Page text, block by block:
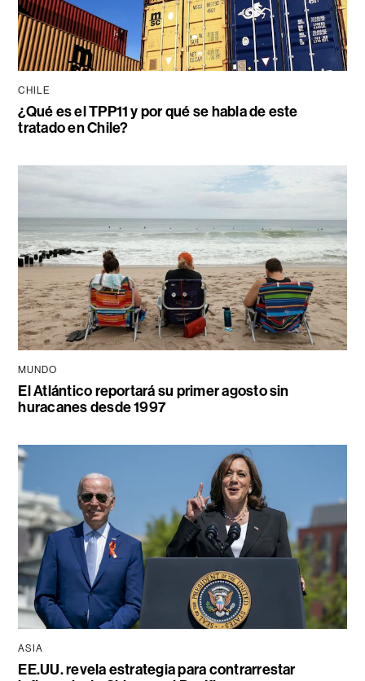
CHILE
¿Qué es el TPP11 y por qué se habla de este
tratado en Chile?
MUNDO
El Atlántico reportará su primer agosto sin
huracanes desde 1997
ASIA
EE.UU. revela estrategia para contrarrestar